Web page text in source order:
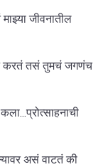
जीवनातील
करतं तसं तुमचं जगणंच
असं वाटतं की